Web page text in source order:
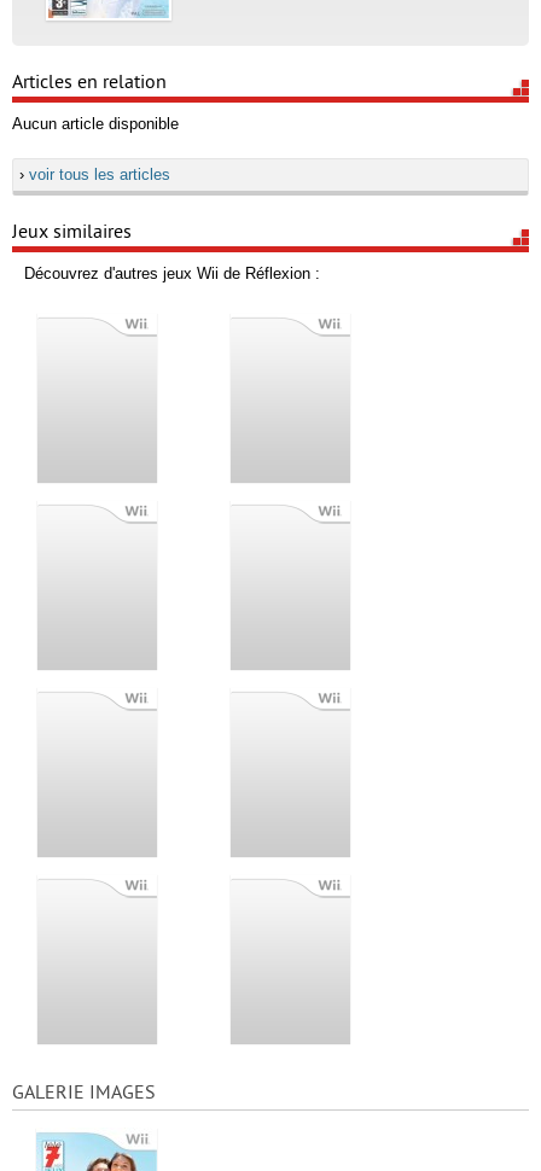
Articles en relation
Aucun article disponible
› voir tous les articles
Jeux similaires
Découvrez d'autres jeux Wii de Réflexion :
GALERIE IMAGES